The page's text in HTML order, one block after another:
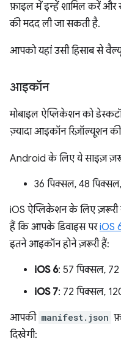
फ़ाइल में इन्हें शामिल करें
की मदद ली जा सकती है.
आपको यहां उसी हिसाब से
आइकॉन
मोबाइल ऐप्लिकेशन को
ज़्यादा आइकॉन रिज़ॉल्यूशन
Android के लिए ये साइज़
36 पिक्सल, 48
iOS ऐप्लिकेशन के लिए
हैं कि आपके डिवाइस परiOS
इतने आइकॉन होने ज़रूरी हैं:
iOS 6: 57 पिक्सल,
iOS 7: 72 पिक्सल,
आपकी manifest.json
दिखेगी: